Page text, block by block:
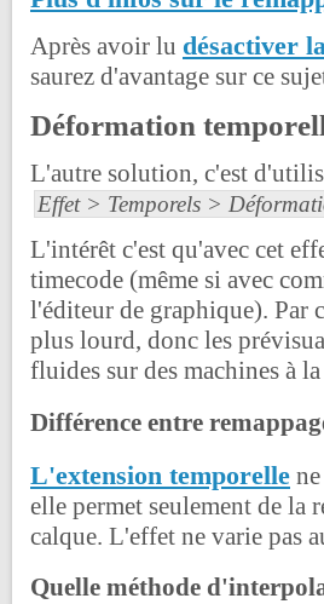
Après avoir lu désactiver
saurez d'avantage sur ce
Déformation
L'autre solution, c'est
Effet > Temporels >
L'intérêt c'est qu'avec cet
timecode (même si avec
l'éditeur de graphique). Par
plus lourd, donc les
fluides sur des machines à
Différence entre
L'extension temporelle
elle permet seulement de
calque. L'effet ne varie pas
Quelle méthode